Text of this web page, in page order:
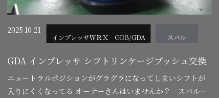
2025.10.21
インプレッサＷＲＸ GDB/GDA スバル
GDA インプレッサ シフトリンケージブッシュ交換
ニュートラルポジションがグラグラになってしまいシフトが
入りにくくなってる オーナーさんはいませんか？ スバル５